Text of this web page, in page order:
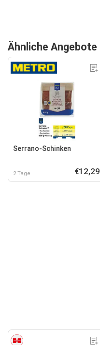
Ähnliche Angebote
Serrano-Schinken
2 Tage €12,29